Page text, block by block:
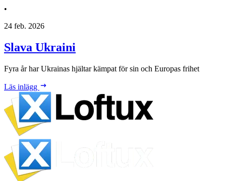
•
24 feb. 2026
Slava Ukraini
Fyra år har Ukrainas hjältar kämpat för sin och Europas frihet
Läs inlägg